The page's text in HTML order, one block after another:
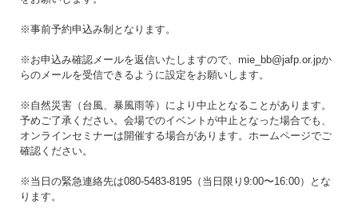
※事前予約申込み制となります。
※お申込み確認メールを返信いたしますので、mie_bb@jafp.or.jpか
らのメールを受信できるように設定をお願いします。
※自然災害（台風、暴風雨等）により中止となることがあります。
予めご了承ください。会場でのイベントが中止となった場合でも、
オンラインセミナーは開催する場合があります。ホームページでご
確認ください。
※当日の緊急連絡先は080-5483-8195（当日限り9:00〜16:00）とな
ります。